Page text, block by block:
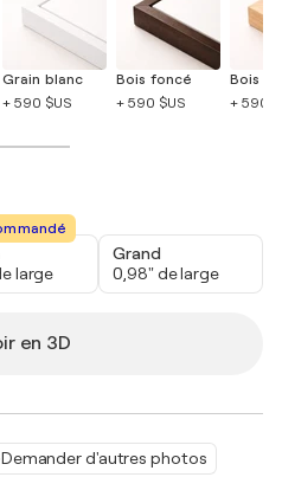
Demander d'autres photos
Grain blanc
+ 590 $US
Bois foncé
+ 590 $US
Bois
+ 590
large
Grand
0,98" de large
en 3D